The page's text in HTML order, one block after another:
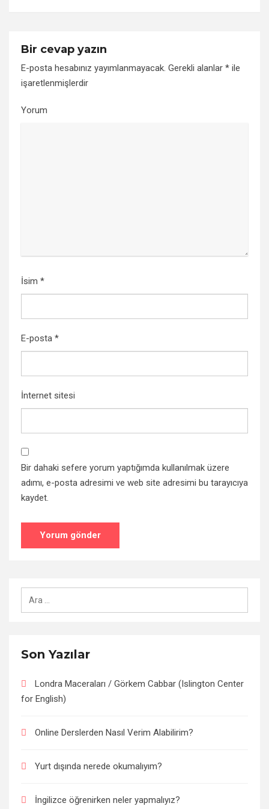
Bir cevap yazın
E-posta hesabınız yayımlanmayacak. Gerekli alanlar * ile
işaretlenmişlerdir
Yorum
İsim *
E-posta *
İnternet sitesi
Bir dahaki sefere yorum yaptığımda kullanılmak üzere
adımı, e-posta adresimi ve web site adresimi bu tarayıcıya
kaydet.
Son Yazılar
Londra Maceraları / Görkem Cabbar (Islington Center
for English)
Online Derslerden Nasıl Verim Alabilirim?
Yurt dışında nerede okumalıyım?
İngilizce öğrenirken neler yapmalıyız?